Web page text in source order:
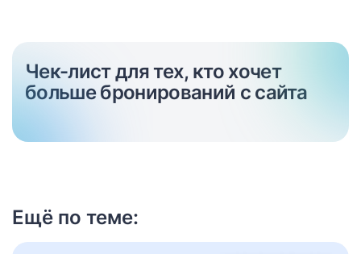
Чек-лист для тех, кто хочет
больше бронирований с сайта
Ещё по теме: